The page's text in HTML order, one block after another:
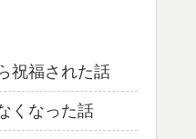
祝福された話
くなった話